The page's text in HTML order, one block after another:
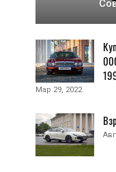
Мар 29, 2022